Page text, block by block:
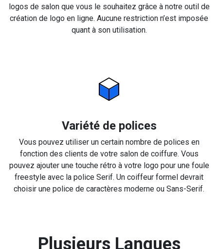
logos de salon que vous le souhaitez grâce à notre outil de
création de logo en ligne. Aucune restriction n’est imposée
quant à son utilisation.
Variété de polices
Vous pouvez utiliser un certain nombre de polices en
fonction des clients de votre salon de coiffure. Vous
pouvez ajouter une touche rétro à votre logo pour une foule
freestyle avec la police Serif. Un coiffeur formel devrait
choisir une police de caractères moderne ou Sans-Serif.
Plusieurs Langues